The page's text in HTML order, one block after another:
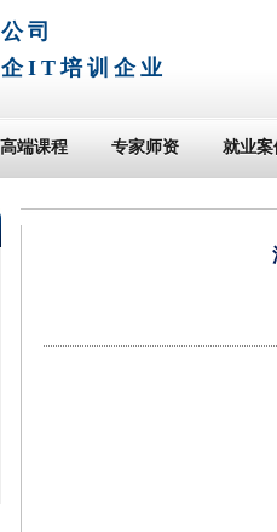
司
IT培训企业
高端课程 专家师资 就业案